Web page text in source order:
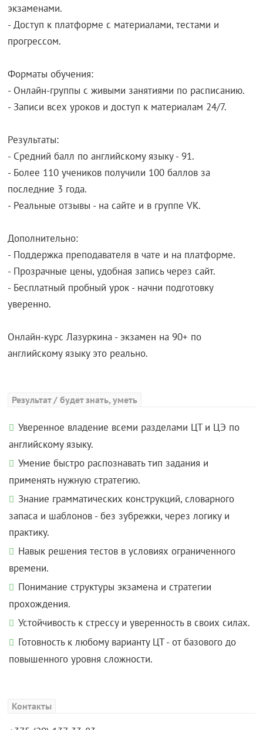
экзаменами.
- Доступ к платформе с материалами, тестами и
прогрессом.
Форматы обучения:
- Онлайн-группы с живыми занятиями по расписанию.
- Записи всех уроков и доступ к материалам 24/7.
Результаты:
- Средний балл по английскому языку - 91.
- Более 110 учеников получили 100 баллов за
последние 3 года.
- Реальные отзывы - на сайте и в группе VK.
Дополнительно:
- Поддержка преподавателя в чате и на платформе.
- Прозрачные цены, удобная запись через сайт.
- Бесплатный пробный урок - начни подготовку
уверенно.
Онлайн-курс Лазуркина - экзамен на 90+ по
английскому языку это реально.
Результат / будет знать, уметь
Уверенное владение всеми разделами ЦТ и ЦЭ по
английскому языку.
Умение быстро распознавать тип задания и
применять нужную стратегию.
Знание грамматических конструкций, словарного
запаса и шаблонов - без зубрежки, через логику и
практику.
Навык решения тестов в условиях ограниченного
времени.
Понимание структуры экзамена и стратегии
прохождения.
Устойчивость к стрессу и уверенность в своих силах.
Готовность к любому варианту ЦТ - от базового до
повышенного уровня сложности.
Контакты